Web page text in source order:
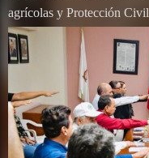
agrícolas y Protección